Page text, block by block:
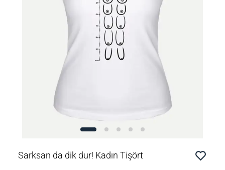
Sarksan da dik dur! Kadın Tişört